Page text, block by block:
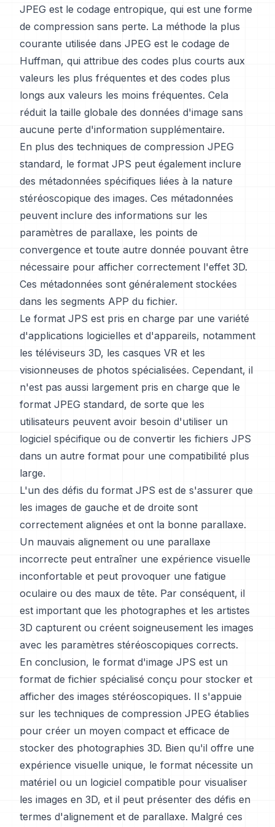
JPEG est le codage entropique, qui est une forme
de compression sans perte. La méthode la plus
courante utilisée dans JPEG est le codage de
Huffman, qui attribue des codes plus courts aux
valeurs les plus fréquentes et des codes plus
longs aux valeurs les moins fréquentes. Cela
réduit la taille globale des données d'image sans
aucune perte d'information supplémentaire.
En plus des techniques de compression JPEG
standard, le format JPS peut également inclure
des métadonnées spécifiques liées à la nature
stéréoscopique des images. Ces métadonnées
peuvent inclure des informations sur les
paramètres de parallaxe, les points de
convergence et toute autre donnée pouvant être
nécessaire pour afficher correctement l'effet 3D.
Ces métadonnées sont généralement stockées
dans les segments APP du fichier.
Le format JPS est pris en charge par une variété
d'applications logicielles et d'appareils, notamment
les téléviseurs 3D, les casques VR et les
visionneuses de photos spécialisées. Cependant, il
n'est pas aussi largement pris en charge que le
format JPEG standard, de sorte que les
utilisateurs peuvent avoir besoin d'utiliser un
logiciel spécifique ou de convertir les fichiers JPS
dans un autre format pour une compatibilité plus
large.
L'un des défis du format JPS est de s'assurer que
les images de gauche et de droite sont
correctement alignées et ont la bonne parallaxe.
Un mauvais alignement ou une parallaxe
incorrecte peut entraîner une expérience visuelle
inconfortable et peut provoquer une fatigue
oculaire ou des maux de tête. Par conséquent, il
est important que les photographes et les artistes
3D capturent ou créent soigneusement les images
avec les paramètres stéréoscopiques corrects.
En conclusion, le format d'image JPS est un
format de fichier spécialisé conçu pour stocker et
afficher des images stéréoscopiques. Il s'appuie
sur les techniques de compression JPEG établies
pour créer un moyen compact et efficace de
stocker des photographies 3D. Bien qu'il offre une
expérience visuelle unique, le format nécessite un
matériel ou un logiciel compatible pour visualiser
les images en 3D, et il peut présenter des défis en
termes d'alignement et de parallaxe. Malgré ces